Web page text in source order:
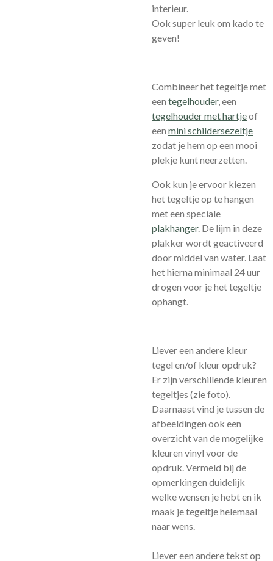
interieur.
Ook super leuk om kado te
geven!
Combineer het tegeltje met
een tegelhouder, een
tegelhouder met hartjeof
een mini schildersezeltje
zodat je hem op een mooi
plekje kunt neerzetten.
Ook kun je ervoor kiezen
het tegeltje op te hangen
met een speciale
plakhanger. De lijm in deze
plakker wordt geactiveerd
door middel van water. Laat
het hierna minimaal 24 uur
drogen voor je het tegeltje
ophangt.
Liever een andere kleur
tegel en/of kleur opdruk?
Er zijn verschillende kleuren
tegeltjes (zie foto).
Daarnaast vind je tussen de
afbeeldingen ook een
overzicht van de mogelijke
kleuren vinyl voor de
opdruk. Vermeld bij de
opmerkingen duidelijk
welke wensen je hebt en ik
maak je tegeltje helemaal
naar wens.
Liever een andere tekst op